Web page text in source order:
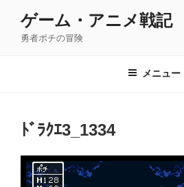
ゲーム・アニメ戦記
勇者ポチの冒険
メニュー
ﾄﾞﾗｸｴ3_1334